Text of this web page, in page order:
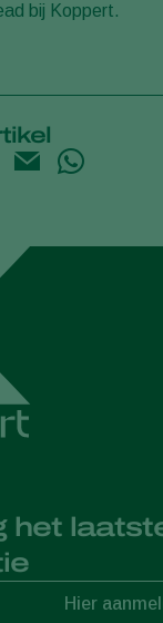
bij Koppert.
het
Hier